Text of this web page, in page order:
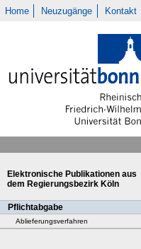
Home Neuzugänge Kontakt
Elektronische Publikationen aus
dem Regierungsbezirk Köln
Pflichtabgabe
Ablieferungsverfahren